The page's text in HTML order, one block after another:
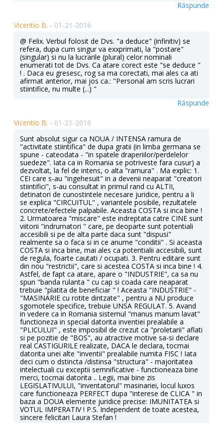
Răspunde
Vicentio B. - 01-21-2016
@ Felix. Verbul folosit de Dvs. "a deduce" (infinitiv) se
refera, dupa cum singur va exxprimati, la "postare"
(singular) si nu la lucrarile (plural) celor nominali
enumerati tot de Dvs. Ca atare corect este "se deduce "
! . Daca eu gresesc, rog sa ma corectati, mai ales ca ati
afirmat anterior, mai jos ca.: "Personal am scris lucrari
stiintifice, nu multe (...) "
Răspunde
Vicentio B. - 01-21-2016
Sunt absolut sigur ca NOUA / INTENSA ramura de
"activitate stiintifica" de dupa gratii (in limba germana se
spune - cateodata - "in spatele draperiilor/perdelelor
suedeze". Iata ca in Romania se potriveste fara cusur) a
dezvoltat, la fel de intens, o alta "ramura" . Ma explic: 1.
CEI care s-au "ingehesuit" in a devenii neaparat "creatori
stiintifici", s-au consultat in primul rand cu ALTII,
detinatori de cunostintele necesare juridice, pentru a li
se explica "CIRCUITUL" , variantele posibile, rezultatele
concrete/efectele palpabile. Aceasta COSTA si inca bine !
2. Urmatoarea "miscare" este indreptata catre CINE sunt
viitorii "indrumatori " care, pe deoparte sunt potentiali
accesibili si pe de alta parte daca sunt "dispusi"
realmente sa o faca si in ce anume "conditii" . Si aceasta
COSTA si inca bine, mai ales ca potentialii accesibili, sunt
de regula, foarte cautati / ocupati. 3. Pentru editare sunt
din nou "restrictii", care si acestea COSTA si inca bine ! 4.
Astfel, de fapt ca atare, apare o "INDUSTRIE", ca sa nu
spun "banda rulanta " cu cap si coada care neaparat
trebuie "platita de beneficiar " ! Aceasta "INDUSTRIE" -
"MASINARIE cu rotite dintzate" , pentru a NU produce
sgomotele specifice, trebuie UNSA REGULAT. 5. Avand
in vedere ca in Romania sistemul "manus manum lavat"
functioneza in special datorita inventiei prealabile a
"PLICULUI" , este imposibil de crezut ca "proletarii" aflati
si pe pozitie de "BOS", au atractive motive sa-si declare
real CASTIGURILE realizate, DACA le declara, tocmai
datorita unei alte "inventii" prealabile numita FISC ! Iata
deci cum o dstincta /distinsa "structura" - majoritatea
intelectuali cu exceptii semnificative - functioneaza bine
merci, tocmai datorita .. Legii, mai bine zis
LEGISLATIVULUI, "inventatorul" masinariei, locul luxos
care functioneaza PERFECT dupa "interese de CLICA " in
baza a DOUA elemente juridice precise: IMUNITATEA si
VOTUL IMPERATIV ! P.S. Independent de toate acestea,
sincere felicitari Laura Stefan !